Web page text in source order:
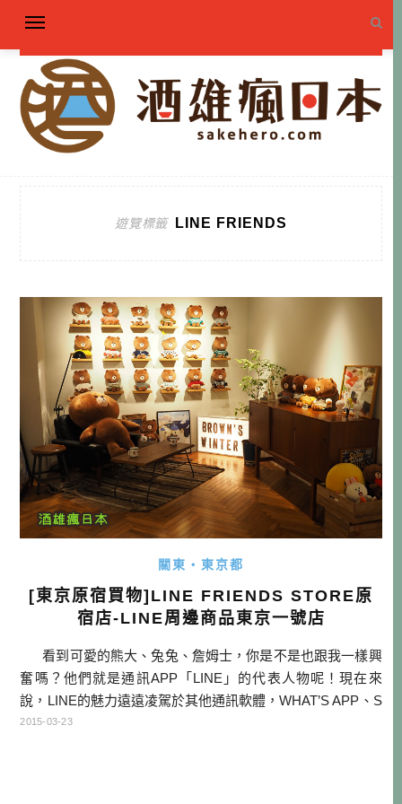
遊覽標籤 LINE FRIENDS
關東・東京都
[東京原宿買物]LINE FRIENDS STORE原
宿店-LINE周邊商品東京一號店
看到可愛的熊大、兔兔、詹姆士，你是不是也跟我一樣興
奮嗎？他們就是通訊APP「LINE」的代表人物呢！現在來
說，LINE的魅力遠遠凌駕於其他通訊軟體，WHAT’S APP、S
KYPE、微信等等，都無法取代LINE的地位，整天大家都是
2015-03-23